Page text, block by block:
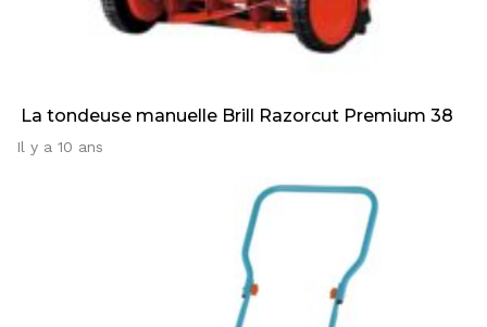
La tondeuse manuelle Brill Razorcut Premium 38
Il y a 10 ans